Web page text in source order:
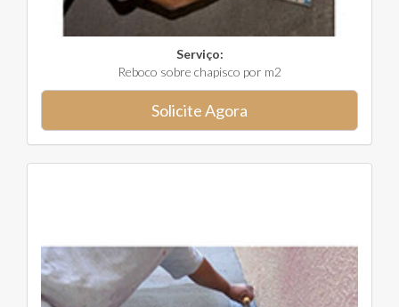
Serviço:
Reboco sobre chapisco por m2
Solicite Agora